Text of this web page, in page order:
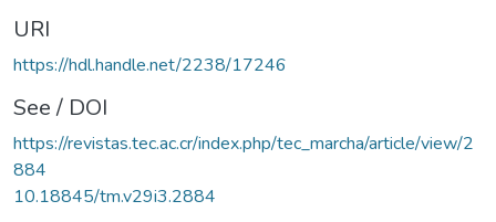
URI
https://hdl.handle.net/2238/17246
See / DOI
https://revistas.tec.ac.cr/index.php/tec_marcha/article/view/2
884
10.18845/tm.v29i3.2884